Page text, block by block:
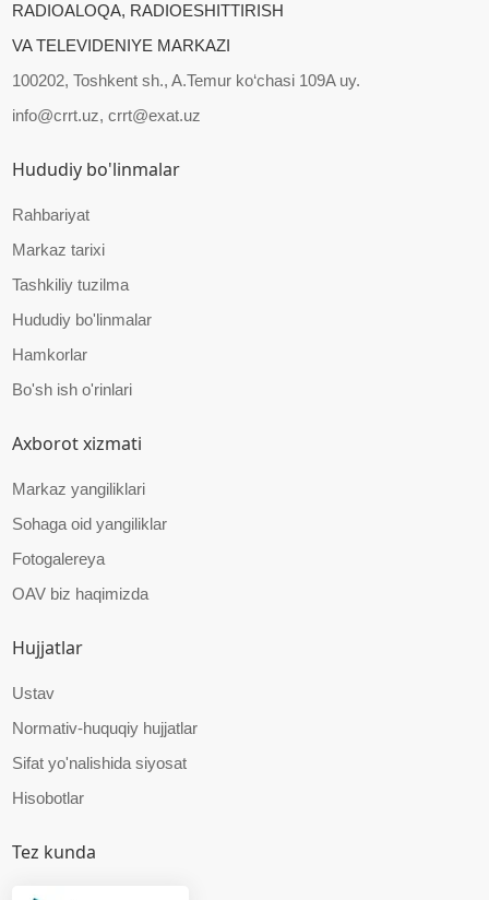
RADIOALOQA, RADIOESHITTIRISH
VA TELEVIDENIYE MARKAZI
100202, Toshkent sh., A.Temur ko‘chasi 109A uy.
info@crrt.uz, crrt@exat.uz
Hududiy bo'linmalar
Rahbariyat
Markaz tarixi
Tashkiliy tuzilma
Hududiy bo'linmalar
Hamkorlar
Bo'sh ish o'rinlari
Axborot xizmati
Markaz yangiliklari
Sohaga oid yangiliklar
Fotogalereya
OAV biz haqimizda
Hujjatlar
Ustav
Normativ-huquqiy hujjatlar
Sifat yo'nalishida siyosat
Hisobotlar
Tez kunda